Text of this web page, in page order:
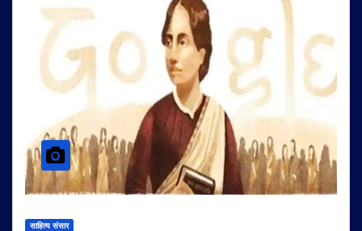
साहित्य संसार